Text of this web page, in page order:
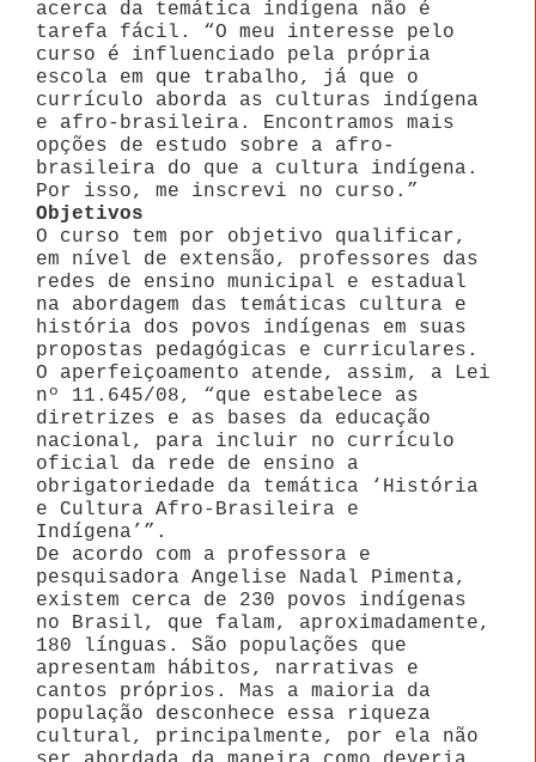
acerca da temática indígena não é
tarefa fácil. “O meu interesse pelo
curso é influenciado pela própria
escola em que trabalho, já que o
currículo aborda as culturas indígena
e afro-brasileira. Encontramos mais
opções de estudo sobre a afro-
brasileira do que a cultura indígena.
Por isso, me inscrevi no curso.”
Objetivos
O curso tem por objetivo qualificar,
em nível de extensão, professores das
redes de ensino municipal e estadual
na abordagem das temáticas cultura e
história dos povos indígenas em suas
propostas pedagógicas e curriculares.
O aperfeiçoamento atende, assim, a Lei
nº 11.645/08, “que estabelece as
diretrizes e as bases da educação
nacional, para incluir no currículo
oficial da rede de ensino a
obrigatoriedade da temática ‘História
e Cultura Afro-Brasileira e
Indígena’”.
De acordo com a professora e
pesquisadora Angelise Nadal Pimenta,
existem cerca de 230 povos indígenas
no Brasil, que falam, aproximadamente,
180 línguas. São populações que
apresentam hábitos, narrativas e
cantos próprios. Mas a maioria da
população desconhece essa riqueza
cultural, principalmente, por ela não